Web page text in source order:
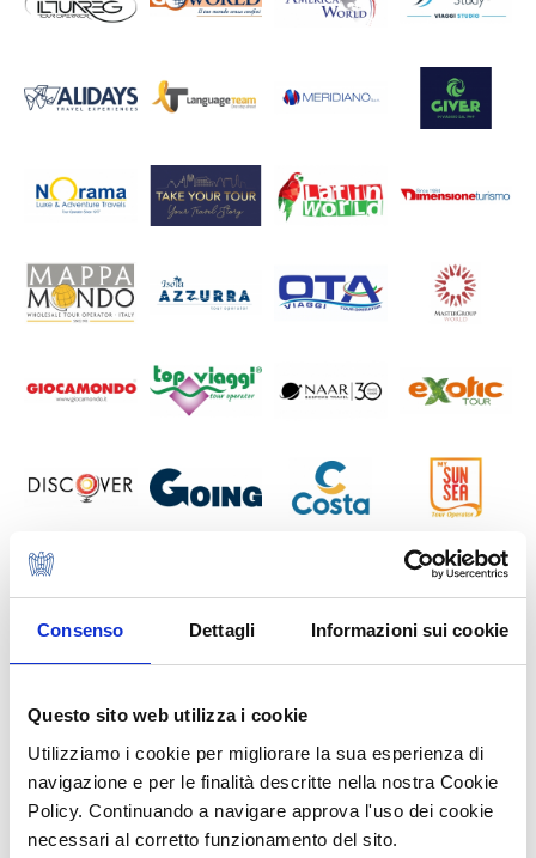
Consenso Dettagli Informazioni sui cookie
Questo sito web utilizza i cookie
Utilizziamo i cookie per migliorare la sua esperienza di
navigazione e per le finalità descritte nella nostra Cookie
Policy. Continuando a navigare approva l'uso dei cookie
necessari al corretto funzionamento del sito.